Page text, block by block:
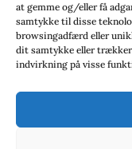
at gemme og/eller få
samtykke til disse
browsingadfærd eller
dit samtykke eller
indvirkning på visse
Sverige:
Sverige: